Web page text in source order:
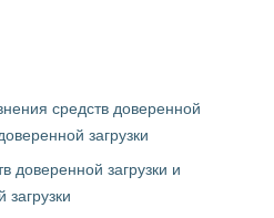
средств доверенной
загрузки
доверенной загрузки и